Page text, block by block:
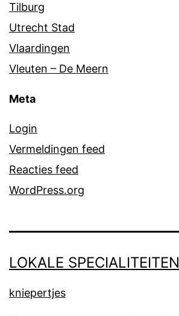
Tilburg
Utrecht Stad
Vlaardingen
Vleuten – De Meern
Meta
Login
Vermeldingen feed
Reacties feed
WordPress.org
LOKALE SPECIALITEITEN
kniepertjes